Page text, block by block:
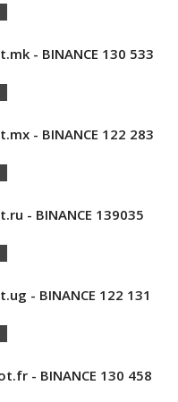
- BINANCE 130 533
- BINANCE 122 283
- BINANCE 139035
- BINANCE 122 131
- BINANCE 130 458